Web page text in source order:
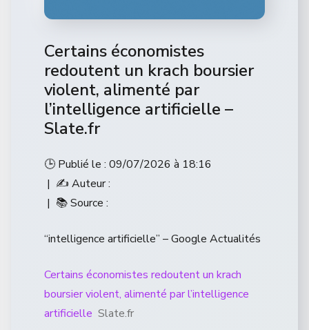
Certains économistes
redoutent un krach boursier
violent, alimenté par
l’intelligence artificielle –
Slate.fr
🕒 Publié le : 09/07/2026 à 18:16
| ✍️ Auteur :
| 📚 Source :
“intelligence artificielle” – Google Actualités
Certains économistes redoutent un krach
boursier violent, alimenté par l’intelligence
artificielle Slate.fr